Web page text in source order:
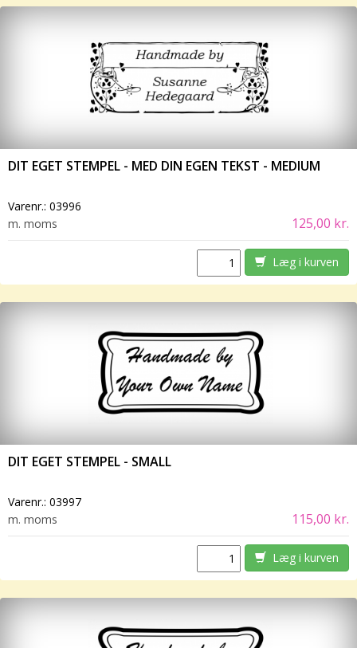
DIT EGET STEMPEL - MED DIN EGEN TEKST - MEDIUM
Varenr.: 03996
m. moms
125,00 kr.
Læg i kurven
DIT EGET STEMPEL - SMALL
Varenr.: 03997
m. moms
115,00 kr.
Læg i kurven